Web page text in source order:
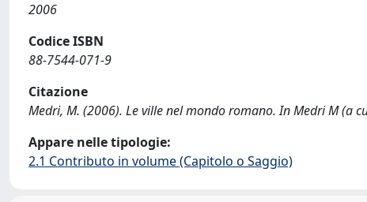
2006
Codice ISBN
88-7544-071-9
Citazione
Medri, M. (2006). Le ville nel mondo romano. In Medri M (a
Appare nelle tipologie:
2.1 Contributo in volume (Capitolo o Saggio)